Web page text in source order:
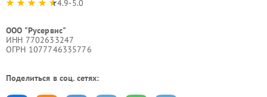
4.9-5.0
ООО "Русервис"
ИНН 7702633247
ОГРН 1077746335776
Поделиться в соц. сетях: